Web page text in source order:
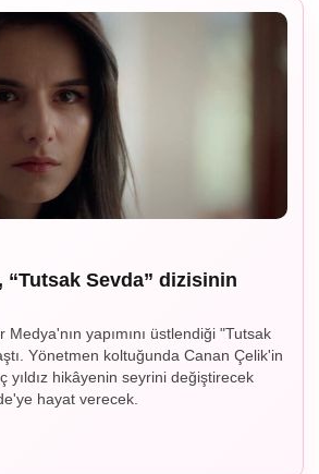
“Tutsak Sevda” dizisinin
yapımını üstlendiği "Tutsak
Yönetmen koltuğunda Canan Çelik'in
yıldız hikâyenin seyrini değiştirecek
hayat verecek.